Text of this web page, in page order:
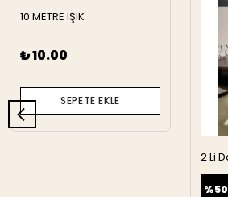
10 METRE IŞIK
₺ 10.00
SEPETE EKLE
%50